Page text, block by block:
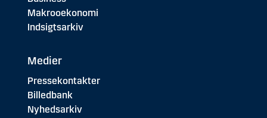
Makrooekonomi
Indsigtsarkiv
Medier
Pressekontakter
Billedbank
Nyhedsarkiv